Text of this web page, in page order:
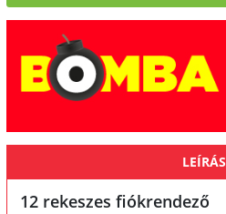
LEÍRÁS
12 rekeszes fiókrendező